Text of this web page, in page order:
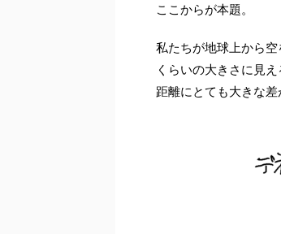
ここからが本題。
私たちが地球上から
くらいの大きさに見
距離にとても大きな差